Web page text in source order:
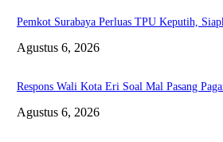
Pemkot Surabaya Perluas TPU Keputih,
Agustus 6, 2026
Respons Wali Kota Eri Soal Mal Pasang
Agustus 6, 2026